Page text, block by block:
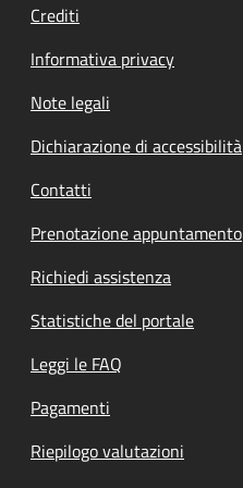
Crediti
Informativa privacy
Note legali
Dichiarazione di accessibilità
Contatti
Prenotazione appuntamento
Richiedi assistenza
Statistiche del portale
Leggi le FAQ
Pagamenti
Riepilogo valutazioni